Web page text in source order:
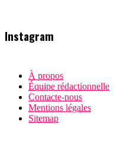
Instagram
À propos
Équipe rédactionnelle
Contacte-nous
Mentions légales
Sitemap